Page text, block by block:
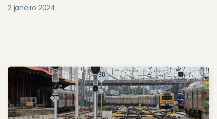
2 janeiro 2024